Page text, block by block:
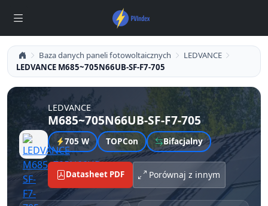
Baza danych paneli fotowoltaicznych
LEDVANCE
LEDVANCE M685~705N66UB-SF-F7-705
LEDVANCE
M685~705N66UB-SF-F7-705
705 W TOPCon Bifacjalny
Datasheet PDF Porównaj z innym